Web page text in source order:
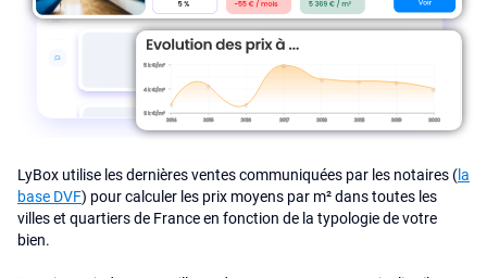
LyBox utilise les dernières ventes communiquées par les notaires (la
base DVF) pour calculer les prix moyens par m² dans toutes les
villes et quartiers de France en fonction de la typologie de votre
bien.